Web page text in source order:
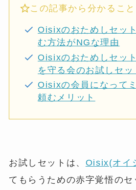
この記事から分かること
Oisixのおためしセッ
む方法がNGな理由
Oisixのおためしセッ
を守る会のお試しセッ
Oisixの会員になって
頼むメリット
お試しセットは、 Oisix(オイ
てもらうための赤字覚悟のセ